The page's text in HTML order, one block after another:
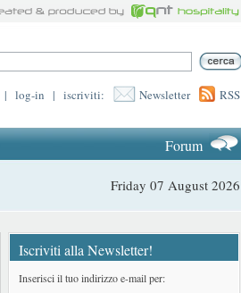
| log-in | iscriviti: Newsletter RSS
Forum
Friday 07 August 2026
Iscriviti alla Newsletter!
Inserisci il tuo indirizzo e-mail per: